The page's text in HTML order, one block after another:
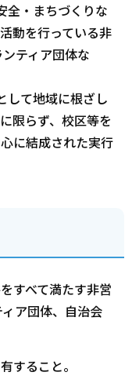
全・まちづくりな
動を行っている非
ティア団体な
して地域に根ざし
限らず、校区等を
に結成された実行
すべて満たす非営
ア団体、自治会
すること。